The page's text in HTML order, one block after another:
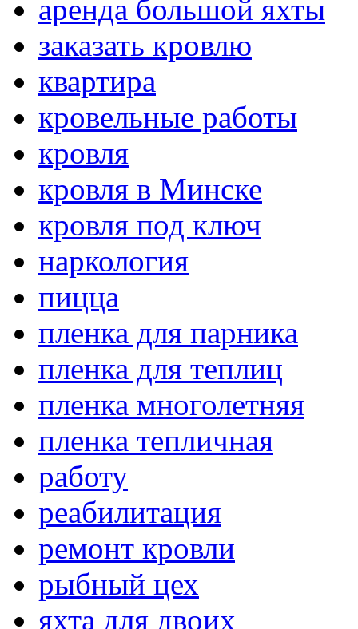
аренда большой яхты
заказать кровлю
квартира
кровельные работы
кровля
кровля в Минске
кровля под ключ
наркология
пицца
пленка для парника
пленка для теплиц
пленка многолетняя
пленка тепличная
работу
реабилитация
ремонт кровли
рыбный цех
яхта для двоих